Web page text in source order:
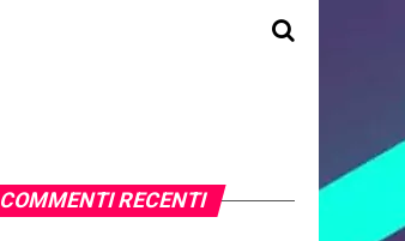
COMMENTI RECENTI